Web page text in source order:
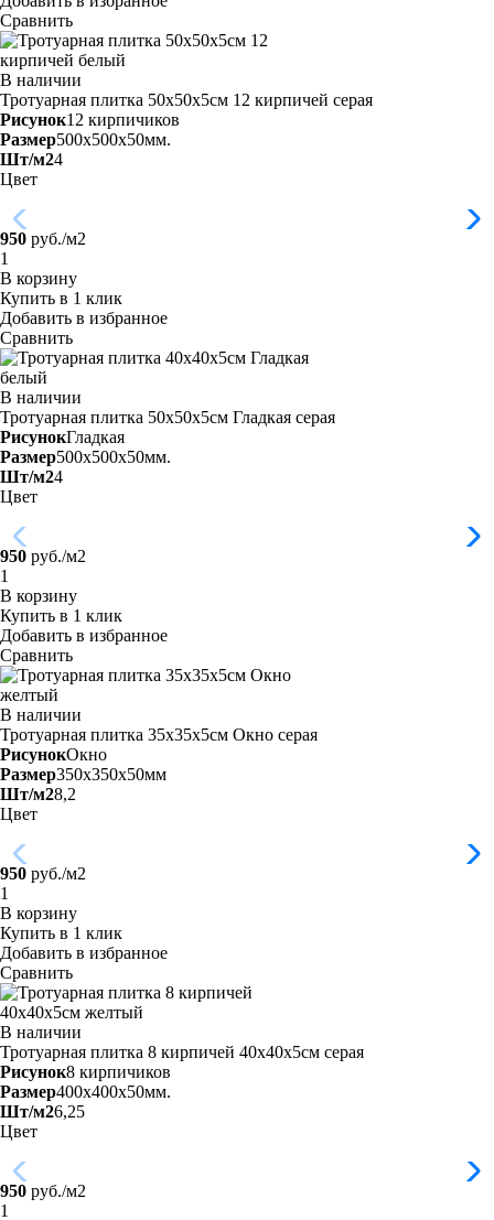
Сравнить
В наличии
Тротуарная плитка 50х50х5см 12 кирпичей серая
Рисунок12 кирпичиков
Размер500x500x50мм.
Шт/м24
Цвет
950 руб./м2
В корзину
Купить в 1 клик
Добавить в избранное
Сравнить
В наличии
Тротуарная плитка 50х50х5см Гладкая серая
РисунокГладкая
Размер500x500x50мм.
Шт/м24
Цвет
950 руб./м2
В корзину
Купить в 1 клик
Добавить в избранное
Сравнить
В наличии
Тротуарная плитка 35х35х5см Окно серая
РисунокОкно
Размер350x350x50мм
Шт/м28,2
Цвет
950 руб./м2
В корзину
Купить в 1 клик
Добавить в избранное
Сравнить
В наличии
Тротуарная плитка 8 кирпичей 40х40х5см серая
Рисунок8 кирпичиков
Размер400x400x50мм.
Шт/м26,25
Цвет
950 руб./м2